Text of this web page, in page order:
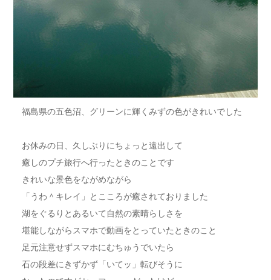
福島県の五色沼、グリーンに輝くみずの色がきれいでした
お休みの日、久しぶりにちょっと遠出して
癒しのプチ旅行へ行ったときのことです
きれいな景色をながめながら
「うわ＾キレイ」とこころが癒されておりました
湖をぐるりとあるいて自然の素晴らしさを
堪能しながらスマホで動画をとっていたときのこと
足元注意せずスマホにむちゅうでいたら
石の段差にきずかず「いてッ」転びそうに